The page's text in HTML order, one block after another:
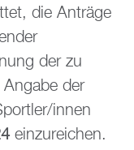
die Anträge
der zu
der
innen
einzureichen.